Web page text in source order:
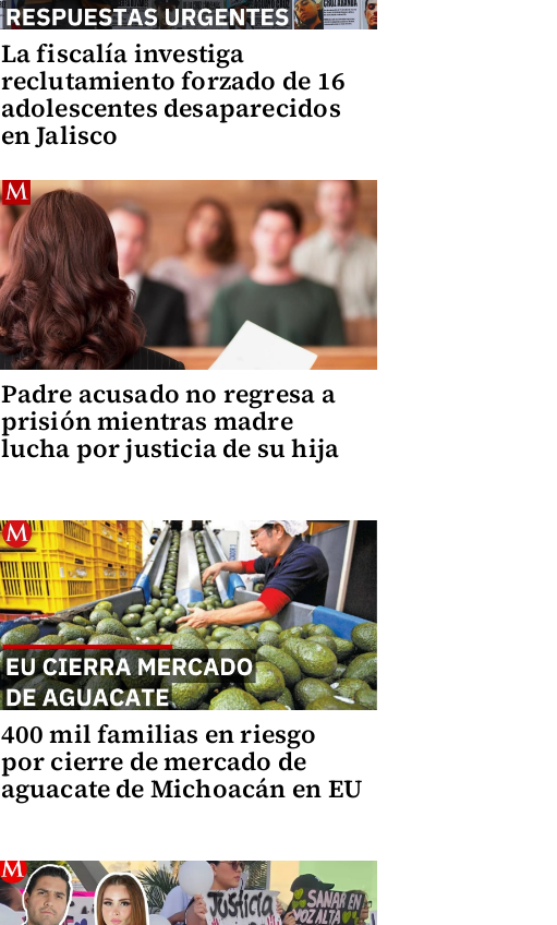
La fiscalía investiga
reclutamiento forzado de 16
adolescentes desaparecidos
en Jalisco
Padre acusado no regresa a
prisión mientras madre
lucha por justicia de su hija
400 mil familias en riesgo
por cierre de mercado de
aguacate de Michoacán en EU